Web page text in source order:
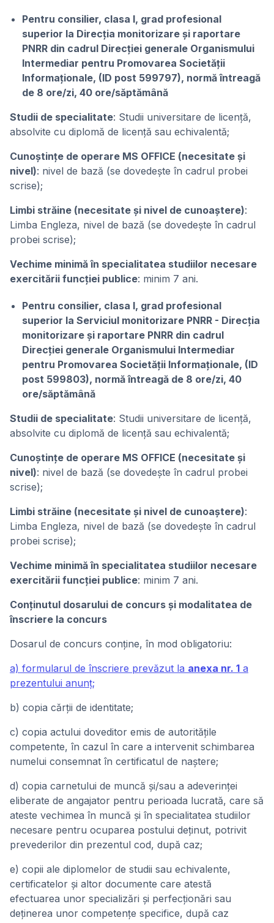
Pentru consilier, clasa I, grad profesional
superior la Direcția monitorizare și raportare
PNRR din cadrul Direcției generale Organismului
Intermediar pentru Promovarea Societății
Informaționale, (ID post 599797), normă întreagă
de 8 ore/zi, 40 ore/săptămână
Studii de specialitate: Studii universitare de licență,
absolvite cu diplomă de licență sau echivalentă;
Cunoștințe de operare MS OFFICE (necesitate și
nivel): nivel de bază (se dovedește în cadrul probei
scrise);
Limbi străine (necesitate și nivel de cunoaștere):
Limba Engleza, nivel de bază (se dovedeşte în cadrul
probei scrise);
Vechime minimă în specialitatea studiilor necesare
exercitării funcției publice: minim 7 ani.
Pentru consilier, clasa I, grad profesional
superior la Serviciul monitorizare PNRR - Direcția
monitorizare și raportare PNRR din cadrul
Direcției generale Organismului Intermediar
pentru Promovarea Societății Informaționale, (ID
post 599803), normă întreagă de 8 ore/zi, 40
ore/săptămână
Studii de specialitate: Studii universitare de licență,
absolvite cu diplomă de licență sau echivalentă;
Cunoștințe de operare MS OFFICE (necesitate și
nivel): nivel de bază (se dovedește în cadrul probei
scrise);
Limbi străine (necesitate și nivel de cunoaștere):
Limba Engleza, nivel de bază (se dovedeşte în cadrul
probei scrise);
Vechime minimă în specialitatea studiilor necesare
exercitării funcției publice: minim 7 ani.
Conţinutul dosarului de concurs și modalitatea de
înscriere la concurs
Dosarul de concurs conţine, în mod obligatoriu:
a) formularul de înscriere prevăzut la anexa nr. 1 a
prezentului anunţ;
b) copia cărţii de identitate;
c) copia actului doveditor emis de autorităţile
competente, în cazul în care a intervenit schimbarea
numelui consemnat în certificatul de naştere;
d) copia carnetului de muncă şi/sau a adeverinţei
eliberate de angajator pentru perioada lucrată, care să
ateste vechimea în muncă şi în specialitatea studiilor
necesare pentru ocuparea postului deţinut, potrivit
prevederilor din prezentul cod, după caz;
e) copii ale diplomelor de studii sau echivalente,
certificatelor şi altor documente care atestă
efectuarea unor specializări şi perfecţionări sau
deţinerea unor competenţe specifice, după caz